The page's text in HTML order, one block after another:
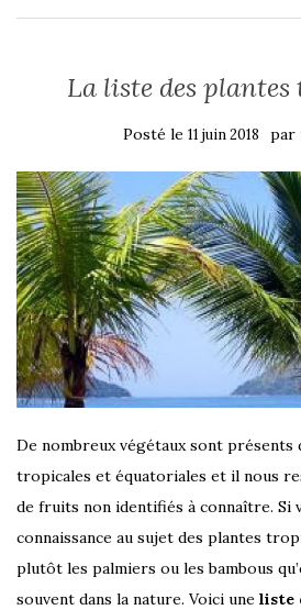
La liste des
Posté le 11 juin 2018 par
De nombreux végétaux sont présents
tropicales et équatoriales et il nous
de fruits non identifiés à connaître. Si
connaissance au sujet des plantes
plutôt les palmiers ou les bambous
souvent dans la nature. Voici une liste